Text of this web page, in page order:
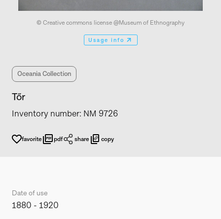
© Creative commons license @Museum of Ethnography
Usage info
Oceania Collection
Tőr
Inventory number: NM 9726
favorite pdf share copy
Date of use
1880 - 1920